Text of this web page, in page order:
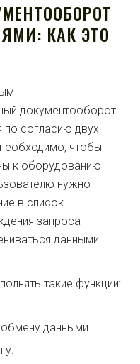
КАК ЭТО
документооборот
по согласию двух
чтобы
к оборудованию
нужно
в список
запроса
данными.
такие функции:
данными.